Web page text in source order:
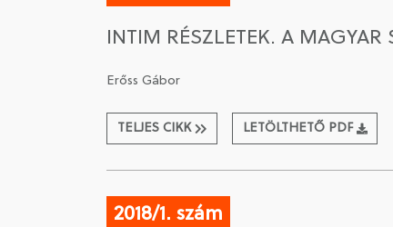
INTIM RÉSZLETEK. A
Erőss Gábor
TELJES CIKK LETÖLTHETŐ PDF
2018/1. szám